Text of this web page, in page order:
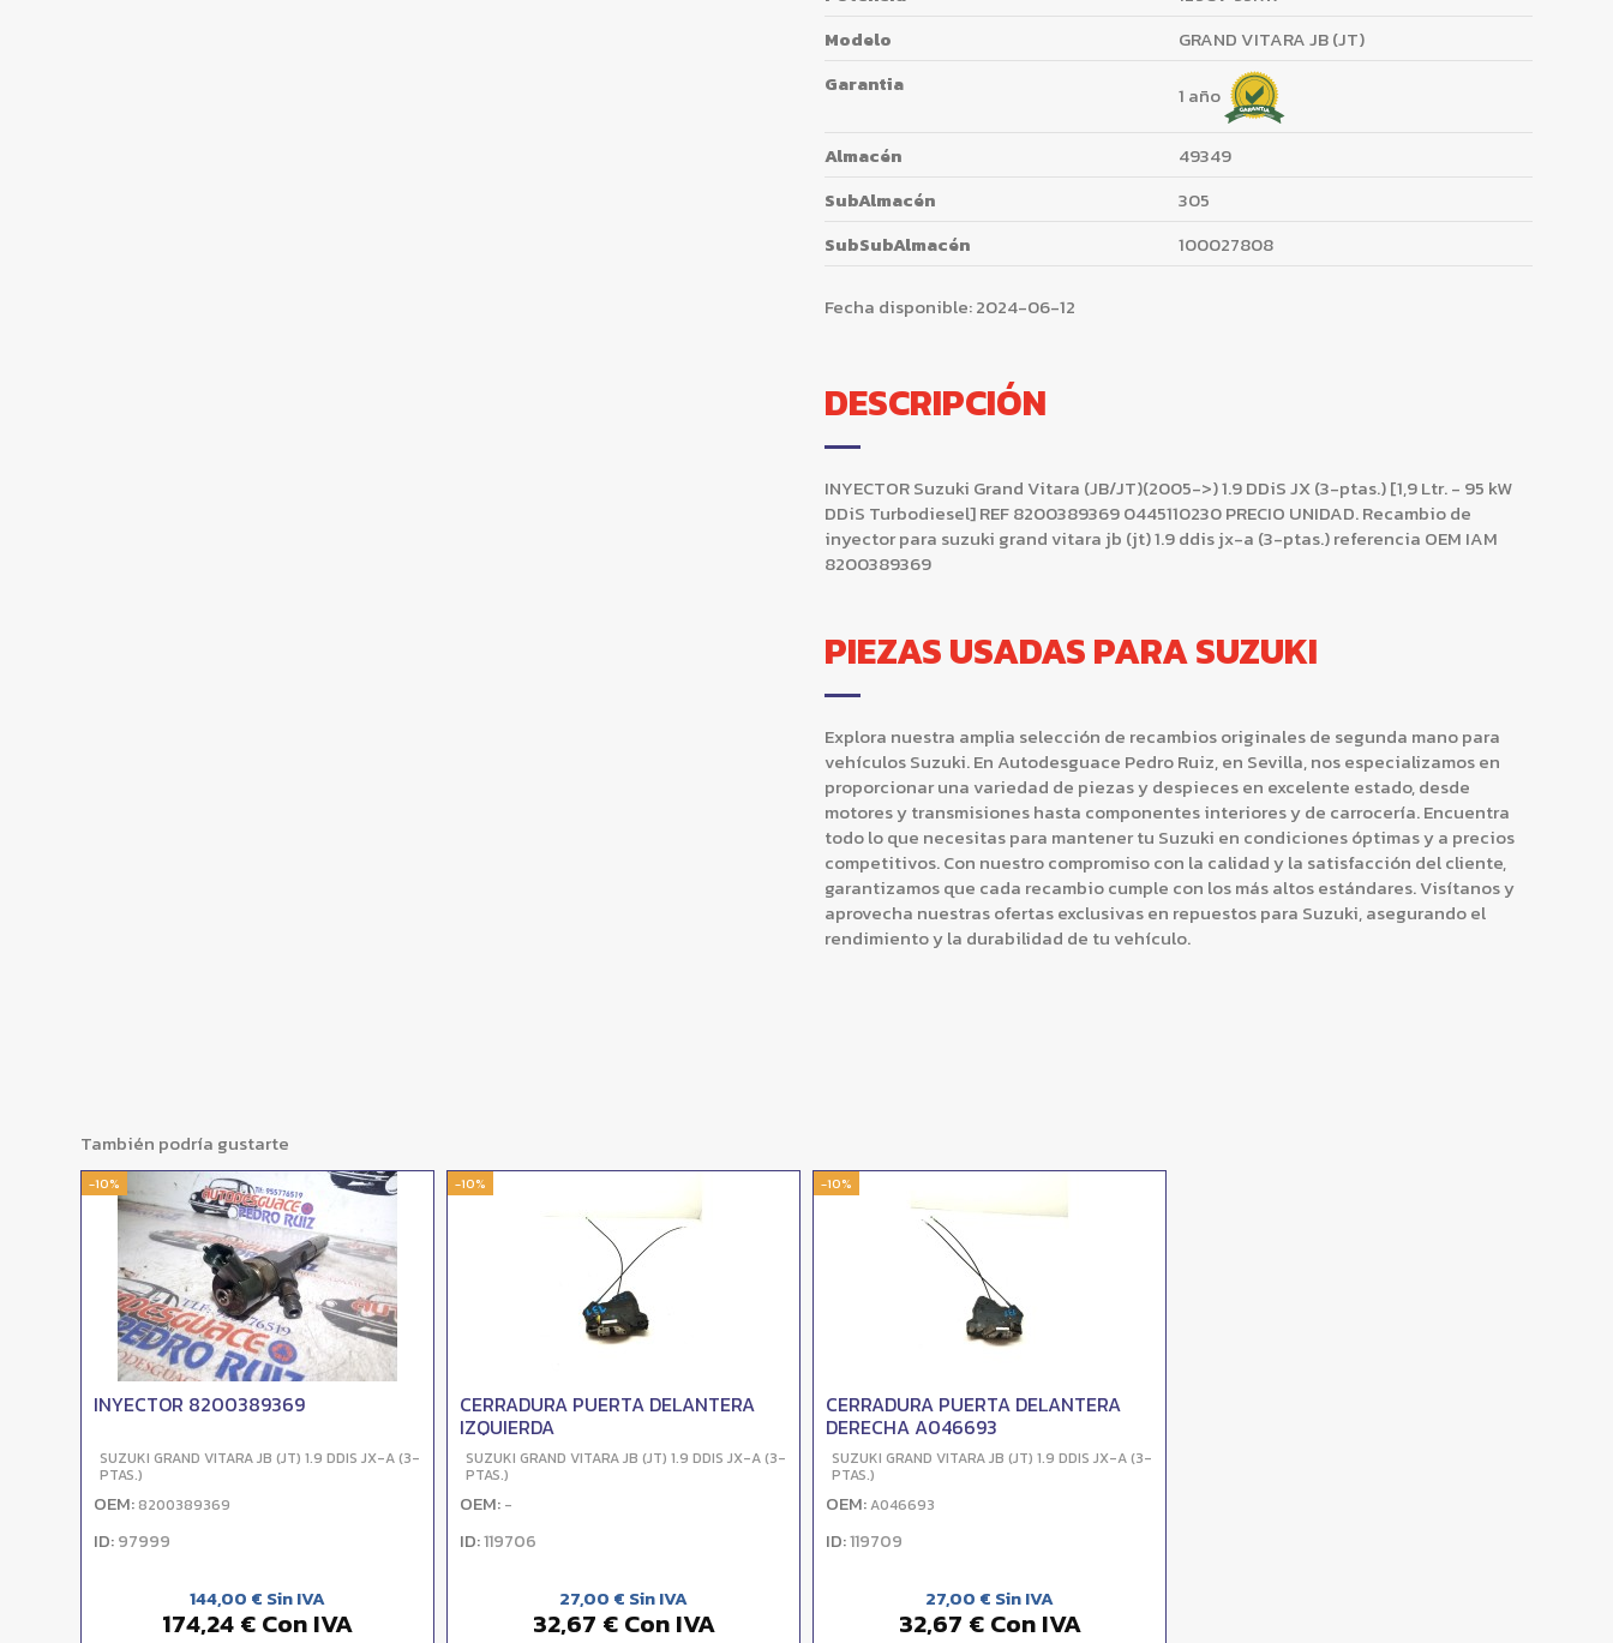
Modelo
GRAND VITARA JB (JT)
Garantia
1 año
Almacén
49349
SubAlmacén
305
SubSubAlmacén
100027808
Fecha disponible:2024-06-12
DESCRIPCIÓN
INYECTOR Suzuki Grand Vitara (JB/JT)(2005->) 1.9 DDiS JX (3-ptas.) [1,9 Ltr. - 95 kW
DDiS Turbodiesel] REF 8200389369 0445110230 PRECIO UNIDAD. Recambio de
inyector para suzuki grand vitara jb (jt) 1.9 ddis jx-a (3-ptas.) referencia OEM IAM
8200389369
PIEZAS USADAS PARA SUZUKI
Explora nuestra amplia selección de recambios originales de segunda mano para
vehículos Suzuki. En Autodesguace Pedro Ruiz, en Sevilla, nos especializamos en
proporcionar una variedad de piezas y despieces en excelente estado, desde
motores y transmisiones hasta componentes interiores y de carrocería. Encuentra
todo lo que necesitas para mantener tu Suzuki en condiciones óptimas y a precios
competitivos. Con nuestro compromiso con la calidad y la satisfacción del cliente,
garantizamos que cada recambio cumple con los más altos estándares. Visítanos y
aprovecha nuestras ofertas exclusivas en repuestos para Suzuki, asegurando el
rendimiento y la durabilidad de tu vehículo.
También podría gustarte
-10%
INYECTOR 8200389369
SUZUKI GRAND VITARA JB (JT) 1.9 DDIS JX-A (3-
PTAS.)
OEM: 8200389369
ID:97999
144,00 € Sin IVA
174,24 € Con IVA
-10%
CERRADURA PUERTA DELANTERA
IZQUIERDA
SUZUKI GRAND VITARA JB (JT) 1.9 DDIS JX-A (3-
PTAS.)
OEM: -
ID:119706
27,00 € Sin IVA
32,67 € Con IVA
-10%
CERRADURA PUERTA DELANTERA
DERECHA A046693
SUZUKI GRAND VITARA JB (JT) 1.9 DDIS JX-A (3-
PTAS.)
OEM:A046693
ID:119709
27,00 € Sin IVA
32,67 € Con IVA